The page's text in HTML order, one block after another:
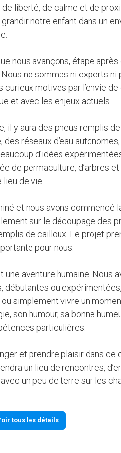
liberté, de calme et de
notre enfant dans un
nous avançons, étape après
ne sommes ni experts ni
curieux motivés par l’envie
et avec les enjeux actuels.
il y aura des pneus remplis
réseaux d’eau
d’idées
de permaculture, d’arbres
de vie.
et nous avons commencé
sur le découpage des
de cailloux. Le projet
pour nous.
aventure humaine. Nous
débutantes ou
ou simplement vivre un
son humour, sa bonne
particulières.
et prendre plaisir dans ce
un lieu de rencontres,
un peu de terre sur les
tous les détails